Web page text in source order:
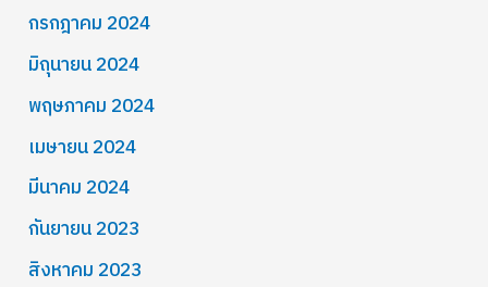
กรกฎาคม 2024
มิถุนายน 2024
พฤษภาคม 2024
เมษายน 2024
มีนาคม 2024
กันยายน 2023
สิงหาคม 2023